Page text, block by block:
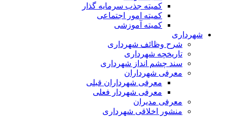
کمیته جذب سرمایه گذار
کمیته امور اجتماعی
کمیته آموزشی
شهرداری
شرح وظائف شهرداری
تاریخچه شهرداری
سند چشم انداز شهرداری
معرفی شهرداران
معرفی شهرداران قبلی
معرفی شهردار فعلی
معرفی مدیران
منشور اخلاقی شهرداری